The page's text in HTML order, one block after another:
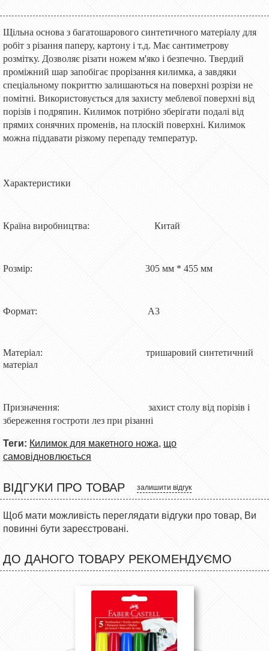
Щільна основа з багатошарового синтетичного матеріалу для
робіт з різання паперу, картону і т.д. Має сантиметрову
розмітку. Дозволяє різати ножем м'яко і безпечно. Твердий
проміжний шар запобігає прорізання килимка, а завдяки
спеціальному покриттю залишаються на поверхні розрізи не
помітні. Використовується для захисту меблевої поверхні від
порізів і подряпин. Килимок потрібно зберігати подалі від
прямих сонячних променів, на плоскій поверхні. Килимок
можна піддавати різкому перепаду температур.
Характеристики
Країна виробництва: Китай
Розмір: 305 мм * 455 мм
Формат: А3
Матеріал: тришаровий синтетичний
матеріал
Призначення: захист столу від порізів і
збереження гостроти лез при різанні
Теги: Килимок для макетного ножа, що
самовідновлюється
ВІДГУКИ ПРО ТОВАР залишити відгук
Щоб мати можливість переглядати відгуки про товар, Ви
повинні бути зареєстровані.
ДО ДАНОГО ТОВАРУ РЕКОМЕНДУЄМО